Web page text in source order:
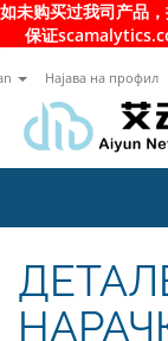
如未购买过我司产品
保证
Најава на профил